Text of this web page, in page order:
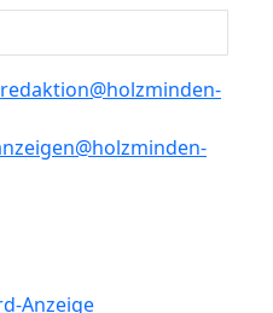
redaktion@holzminden-